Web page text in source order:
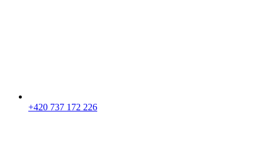
+420 737 172 226